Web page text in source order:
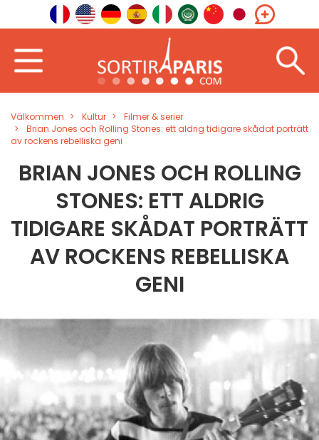
Välkommen Kultur
Filmer & serier
Brian Jones och Rolling Stones: ett aldrig tidigare skådat porträtt
av rockens rebelliska geni
BRIAN JONES OCH ROLLING
STONES: ETT ALDRIG
TIDIGARE SKÅDAT PORTRÄTT
AV ROCKENS REBELLISKA
GENI